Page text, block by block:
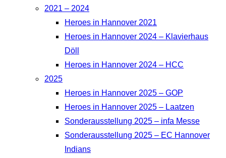
2021 – 2024
Heroes in Hannover 2021
Heroes in Hannover 2024 – Klavierhaus
Döll
Heroes in Hannover 2024 – HCC
2025
Heroes in Hannover 2025 – GOP
Heroes in Hannover 2025 – Laatzen
Sonderausstellung 2025 – infa Messe
Sonderausstellung 2025 – EC Hannover
Indians